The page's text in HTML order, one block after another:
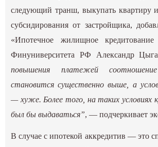
следующий транш, выкупать квартиру
субсидирования от застройщика,
«Ипотечное жилищное кредитование
Финуниверситета РФ Александр
повышения платежей
становится существенно выше, а
— хуже. Более того, на таких условиях
был бы выдаваться”, — подчеркивает
В случае с ипотекой аккредитив — это